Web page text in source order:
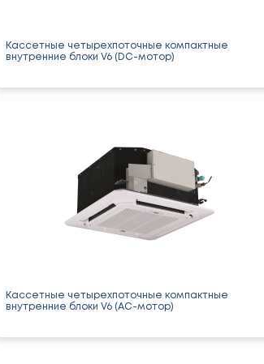
Кассетные четырехпоточные компактные
внутренние блоки V6 (DC-мотор)
Кассетные четырехпоточные компактные
внутренние блоки V6 (AC-мотор)